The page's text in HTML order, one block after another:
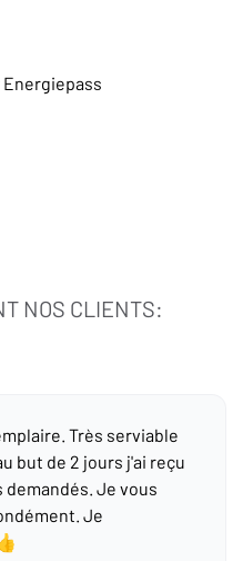
NOS CLIENTS:
Très serviable
but de 2 jours j'ai reçu
Je vous
Je